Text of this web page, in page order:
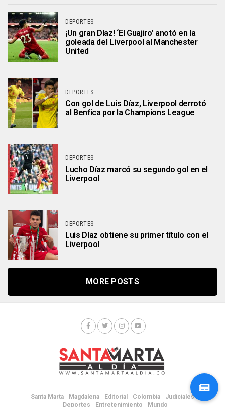
DEPORTES
¡Un gran Díaz! ‘El Guajiro’ anotó en la
goleada del Liverpool al Manchester
United
DEPORTES
Con gol de Luis Díaz, Liverpool derrotó
al Benfica por la Champions League
DEPORTES
Lucho Díaz marcó su segundo gol en el
Liverpool
DEPORTES
Luis Díaz obtiene su primer título con el
Liverpool
MORE POSTS
Santa Marta Magdalena Editorial Colombia
Judiciales
Deportes
Entretenimiento Mundo